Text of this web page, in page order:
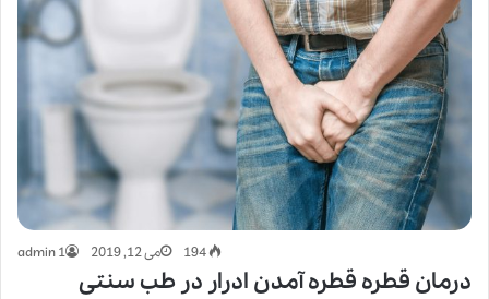
admin 1 می 12, 2019
درمان قطره قطره آمدن ادرار در طب سنتی